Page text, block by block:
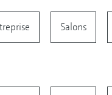
Salons